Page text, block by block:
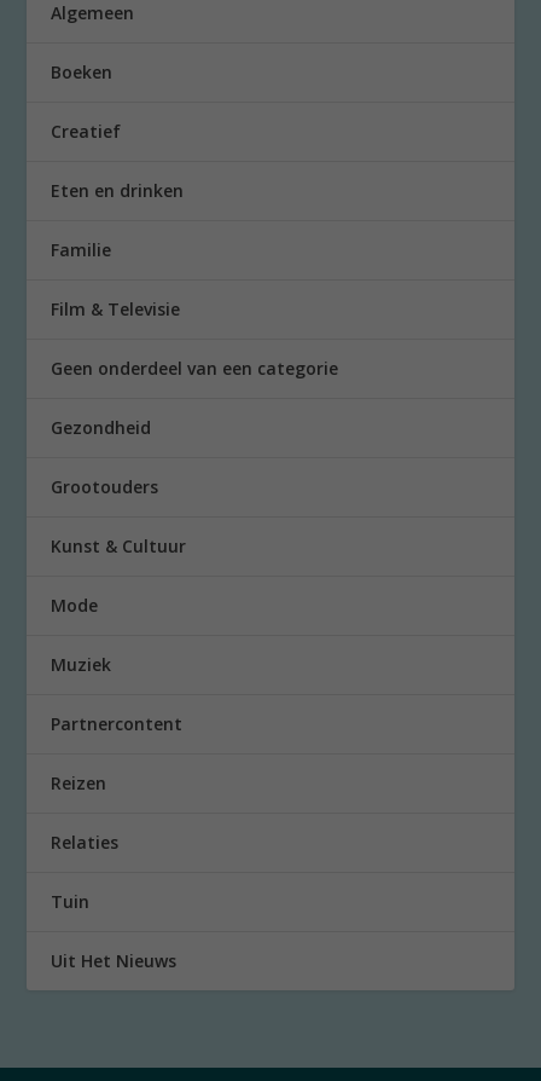
Algemeen
Boeken
Creatief
Eten en drinken
Familie
Film & Televisie
Geen onderdeel van een categorie
Gezondheid
Grootouders
Kunst & Cultuur
Mode
Muziek
Partnercontent
Reizen
Relaties
Tuin
Uit Het Nieuws